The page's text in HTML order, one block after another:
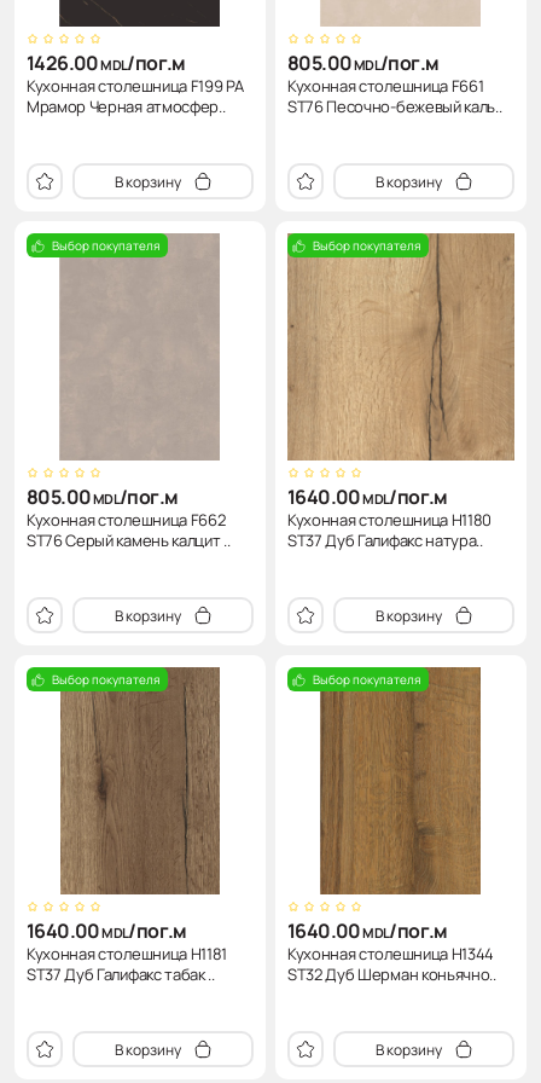
1426.00MDL/пог.м
Кухонная столешница F199 PA
Мрамор Черная атмосфер..
В корзину
805.00MDL/пог.м
Кухонная столешница F661
ST76 Песочно-бежевый каль..
В корзину
Выбор покупателя
805.00MDL/пог.м
Кухонная столешница F662
ST76 Серый камень калцит ..
В корзину
Выбор покупателя
1640.00MDL/пог.м
Кухонная столешница H1180
ST37 Дуб Галифакс натура..
В корзину
Выбор покупателя
1640.00MDL/пог.м
Кухонная столешница H1181
ST37 Дуб Галифакс табак ..
В корзину
Выбор покупателя
1640.00MDL/пог.м
Кухонная столешница H1344
ST32 Дуб Шерман коньячно..
В корзину